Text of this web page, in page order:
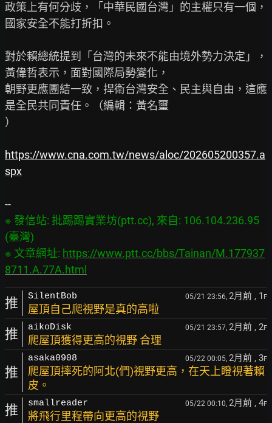
政策上有何分歧，「中華民國台灣」的主權只有一個，
國家安全不能打折扣。
對於賴總統提到「台灣的未來不能由境外勢力決定」，
黃偉哲表示，面對國際局勢變化，
朝野更應團結一致，捍衛台灣安全、民主與自由，這應
是全民共同責任。（編輯：黃名璽
）
https://www.cna.com.tw/news/aloc/202605200357.a
spx
※ 發信站: 批踢踢實業坊(ptt.cc), 來自: 106.104.236.95
(臺灣)
※ 文章網址: https://www.ptt.cc/bbs/Tainan/M.177937
8711.A.77A.html
推 SilentBob 05/21 23:56, 2月前 , 1 F
屋頂自己爬視野是真的高啦
推 aikoDisk 05/21 23:57, 2月前 , 2F
爬屋頂獲得更高的視野 合理
推
asaka0908 05/22 00:05, 2月前 , 3F
爬屋頂摔死的阿北(們)視野更高，在天上瞪視著賴
皮。
推 smallreader 05/22 00:10, 2月前 , 4F
將飛行里程帶向更高的視野